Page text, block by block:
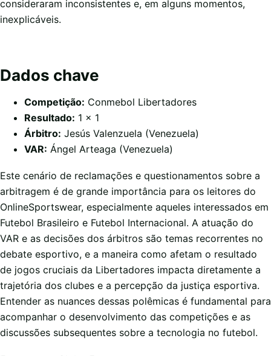
consideraram inconsistentes e, em alguns momentos,
inexplicáveis.
Dados chave
Competição: Conmebol Libertadores
Resultado: 1 x 1
Árbitro: Jesús Valenzuela (Venezuela)
VAR: Ángel Arteaga (Venezuela)
Este cenário de reclamações e questionamentos sobre a
arbitragem é de grande importância para os leitores do
OnlineSportswear, especialmente aqueles interessados em
Futebol Brasileiro e Futebol Internacional. A atuação do
VAR e as decisões dos árbitros são temas recorrentes no
debate esportivo, e a maneira como afetam o resultado
de jogos cruciais da Libertadores impacta diretamente a
trajetória dos clubes e a percepção da justiça esportiva.
Entender as nuances dessas polêmicas é fundamental para
acompanhar o desenvolvimento das competições e as
discussões subsequentes sobre a tecnologia no futebol.